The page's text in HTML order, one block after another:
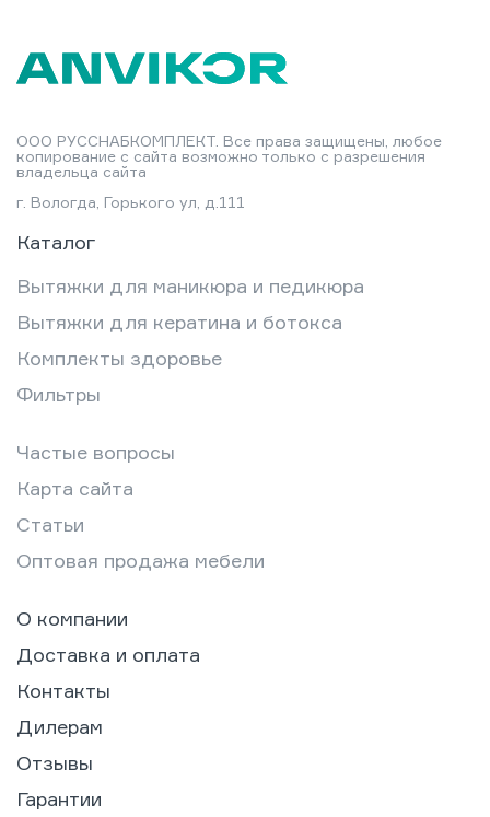
ООО РУССНАБКОМПЛЕКТ. Все права защищены, любое
копирование с сайта возможно только с разрешения
владельца сайта
г. Вологда, Горького ул, д.111
Каталог
Вытяжки для маникюра и педикюра
Вытяжки для кератина и ботокса
Комплекты здоровье
Фильтры
Частые вопросы
Карта сайта
Статьи
Оптовая продажа мебели
О компании
Доставка и оплата
Контакты
Дилерам
Отзывы
Гарантии